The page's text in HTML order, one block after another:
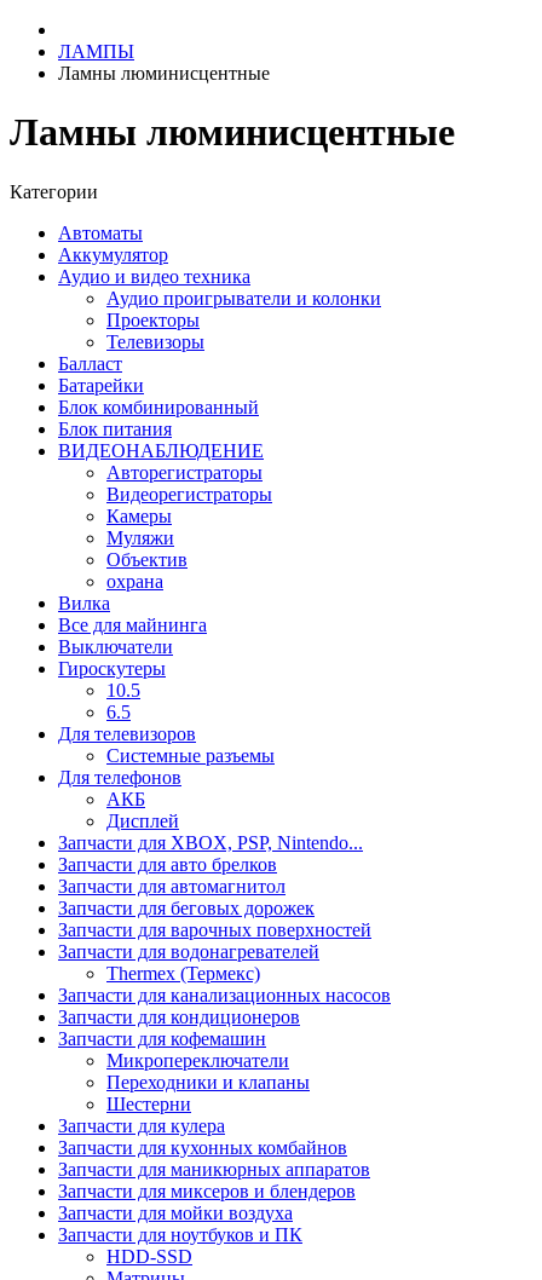
ЛАМПЫ
Ламны люминисцентные
Ламны люминисцентные
Категории
Автоматы
Аккумулятор
Аудио и видео техника
Аудио проигрыватели и колонки
Проекторы
Телевизоры
Балласт
Батарейки
Блок комбинированный
Блок питания
ВИДЕОНАБЛЮДЕНИЕ
Авторегистраторы
Видеорегистраторы
Камеры
Муляжи
Объектив
охрана
Вилка
Все для майнинга
Выключатели
Гироскутеры
10.5
6.5
Для телевизоров
Системные разъемы
Для телефонов
АКБ
Дисплей
Запчасти для XBOX, PSP, Nintendo...
Запчасти для авто брелков
Запчасти для автомагнитол
Запчасти для беговых дорожек
Запчасти для варочных поверхностей
Запчасти для водонагревателей
Thermex (Термекс)
Запчасти для канализационных насосов
Запчасти для кондиционеров
Запчасти для кофемашин
Микропереключатели
Переходники и клапаны
Шестерни
Запчасти для кулера
Запчасти для кухонных комбайнов
Запчасти для маникюрных аппаратов
Запчасти для миксеров и блендеров
Запчасти для мойки воздуха
Запчасти для ноутбуков и ПК
HDD-SSD